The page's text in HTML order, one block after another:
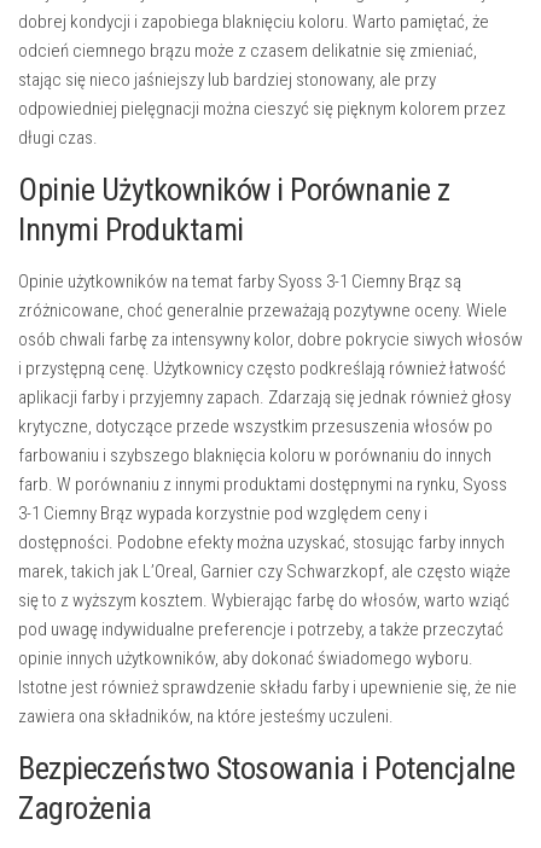
dobrej kondycji i zapobiega blaknięciu koloru. Warto pamiętać, że
odcień ciemnego brązu może z czasem delikatnie się zmieniać,
stając się nieco jaśniejszy lub bardziej stonowany, ale przy
odpowiedniej pielęgnacji można cieszyć się pięknym kolorem przez
długi czas.
Opinie Użytkowników i Porównanie z
Innymi Produktami
Opinie użytkowników na temat farby Syoss 3-1 Ciemny Brąz są
zróżnicowane, choć generalnie przeważają pozytywne oceny. Wiele
osób chwali farbę za intensywny kolor, dobre pokrycie siwych włosów
i przystępną cenę. Użytkownicy często podkreślają również łatwość
aplikacji farby i przyjemny zapach. Zdarzają się jednak również głosy
krytyczne, dotyczące przede wszystkim przesuszenia włosów po
farbowaniu i szybszego blaknięcia koloru w porównaniu do innych
farb. W porównaniu z innymi produktami dostępnymi na rynku, Syoss
3-1 Ciemny Brąz wypada korzystnie pod względem ceny i
dostępności. Podobne efekty można uzyskać, stosując farby innych
marek, takich jak L’Oreal, Garnier czy Schwarzkopf, ale często wiąże
się to z wyższym kosztem. Wybierając farbę do włosów, warto wziąć
pod uwagę indywidualne preferencje i potrzeby, a także przeczytać
opinie innych użytkowników, aby dokonać świadomego wyboru.
Istotne jest również sprawdzenie składu farby i upewnienie się, że nie
zawiera ona składników, na które jesteśmy uczuleni.
Bezpieczeństwo Stosowania i Potencjalne
Zagrożenia